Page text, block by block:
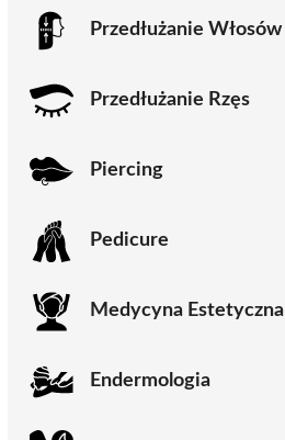
Przedłużanie Włosów
Przedłużanie Rzęs
Piercing
Pedicure
Medycyna Estetyczna
Endermologia